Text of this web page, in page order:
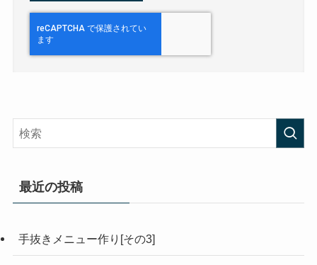
最近の投稿
手抜きメニュー作り[その3]